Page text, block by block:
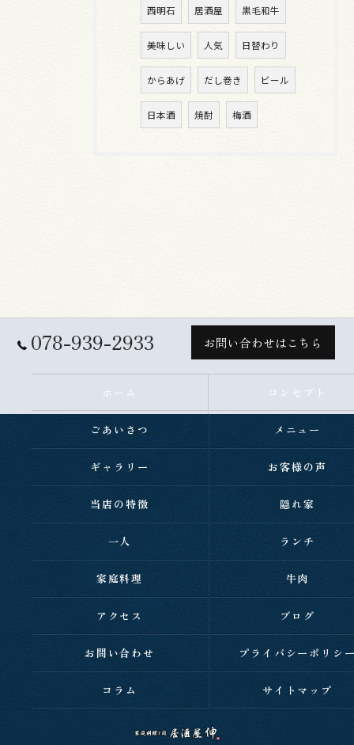
西明石 居酒屋 黒毛和牛
美味しい 人気 日替わり
からあげ だし巻き ビール
日本酒 焼酎 梅酒
078-939-2933 お問い合わせはこちら
ホーム コンセプト
ごあいさつ メニュー
ギャラリー お客様の声
当店の特徴 隠れ家
一人 ランチ
家庭料理 牛肉
アクセス ブログ
お問い合わせ プライバシーポリシ
コラム サイトマップ